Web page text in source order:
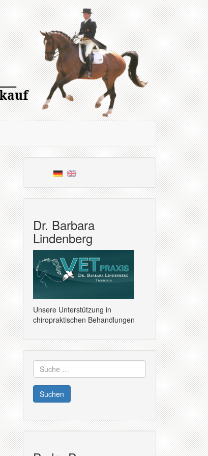
Dr. Barbara
Lindenberg
Unsere Unterstützung in
chiropraktischen Behandlungen
Suche
nach: